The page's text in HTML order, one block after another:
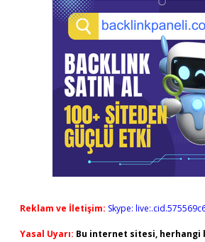
Reklam ve İletişim: Skype:
Yasal Uyarı: Bu internet sitesi, herhangi